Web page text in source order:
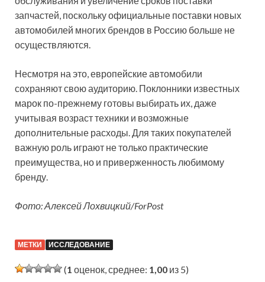
запчастей, поскольку официальные поставки новых
автомобилей многих брендов в Россию больше не
осуществляются.
Несмотря на это, европейские автомобили
сохраняют свою аудиторию. Поклонники известных
марок по-прежнему готовы выбирать их, даже
учитывая возраст техники и возможные
дополнительные расходы. Для таких покупателей
важную роль играют не только практические
преимущества, но и приверженность любимому
бренду.
Фото: Алексей Лохвицкий/ForPost
МЕТКИ ИССЛЕДОВАНИЕ
(1 оценок, среднее: 1,00 из 5)